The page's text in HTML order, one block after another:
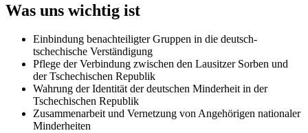
Was uns wichtig ist
Einbindung benachteiligter Gruppen in die deutsch-
tschechische Verständigung
Pflege der Verbindung zwischen den Lausitzer Sorben und
der Tschechischen Republik
Wahrung der Identität der deutschen Minderheit in der
Tschechischen Republik
Zusammenarbeit und Vernetzung von Angehörigen nationaler
Minderheiten